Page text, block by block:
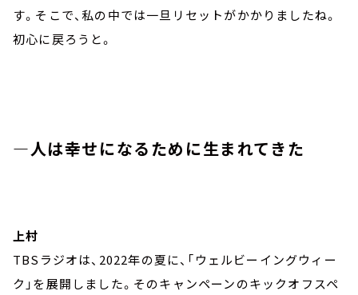
す。そこで、私の中では一旦リセットがかかりましたね。
初心に戻ろうと。
―人は幸せになるために生まれてきた
上村
TBSラジオは、2022年の夏に、「ウェルビーイングウィー
ク」を展開しました。そのキャンペーンのキックオフスペ